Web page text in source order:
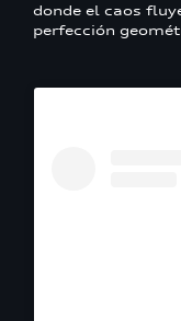
donde el caos
perfección